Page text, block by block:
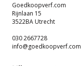
Goedkoopverf.com
Rijnlaan 15
3522BA Utrecht
030 2667728
info@goedkoopverf.com